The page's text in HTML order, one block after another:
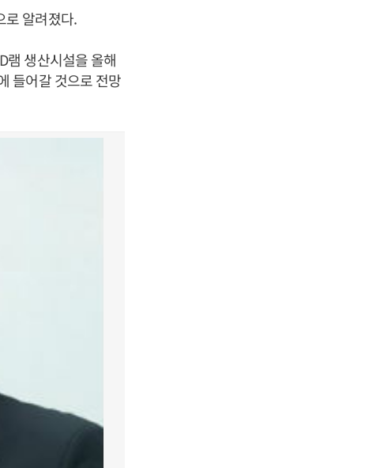
로 알려졌다.
램 생산시설을 올해
들어갈 것으로 전망